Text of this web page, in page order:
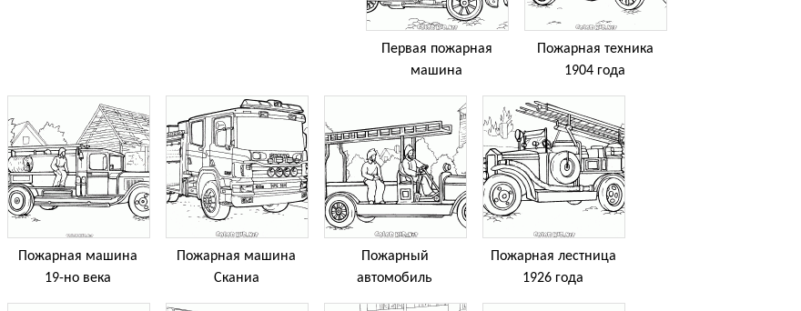
Первая пожарная
машина
Пожарная техника
1904 года
Пожарная машина
19-но века
Пожарная машина
Сканиа
Пожарный
автомобиль
Пожарная лестница
1926 года